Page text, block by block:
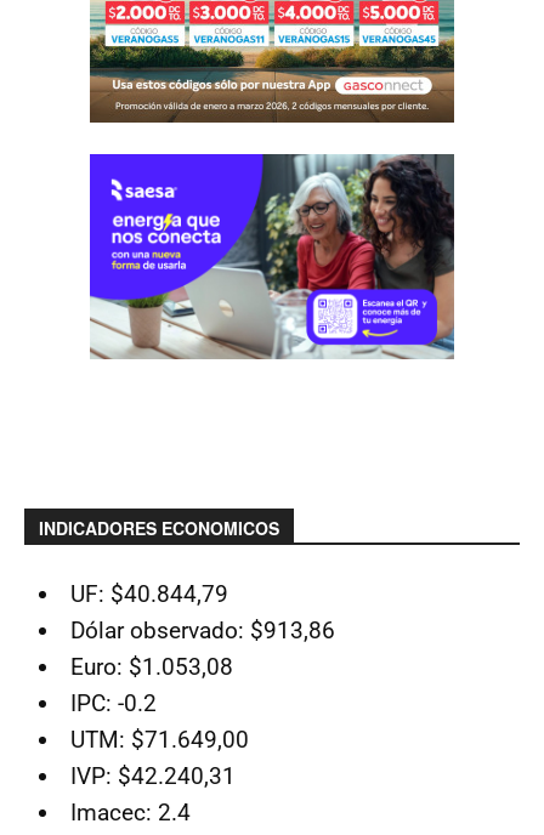
INDICADORES ECONOMICOS
UF: $40.844,79
Dólar observado: $913,86
Euro: $1.053,08
IPC: -0.2
UTM: $71.649,00
IVP: $42.240,31
Imacec: 2.4